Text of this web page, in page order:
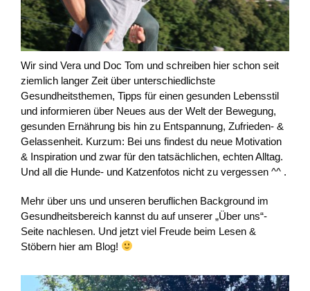
Wir sind Vera und Doc Tom und schreiben hier schon seit
ziemlich langer Zeit über unterschiedlichste
Gesundheitsthemen, Tipps für einen gesunden Lebensstil
und informieren über Neues aus der Welt der Bewegung,
gesunden Ernährung bis hin zu Entspannung, Zufrieden- &
Gelassenheit. Kurzum: Bei uns findest du neue Motivation
& Inspiration und zwar für den tatsächlichen, echten Alltag.
Und all die Hunde- und Katzenfotos nicht zu vergessen ^^ .
Mehr über uns und unseren beruflichen Background im
Gesundheitsbereich kannst du auf unserer „Über uns“-
Seite nachlesen. Und jetzt viel Freude beim Lesen &
Stöbern hier am Blog!